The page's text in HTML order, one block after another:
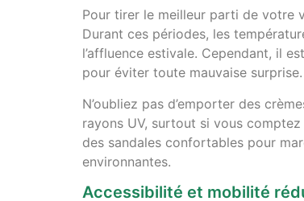
Pour tirer le meilleur parti de votre
Durant ces périodes, les
l’affluence estivale. Cependant, il
pour éviter toute mauvaise surprise.
N’oubliez pas d’emporter des
rayons UV, surtout si vous
des sandales confortables pour
environnantes.
Accessibilité et mobilité